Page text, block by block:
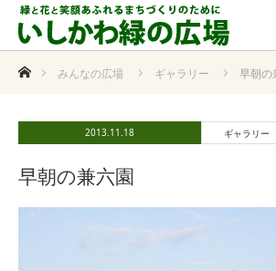
ホームみんなの広場 ギャラリー 早朝の
2013.11.18 ギャラリー
早朝の兼六園